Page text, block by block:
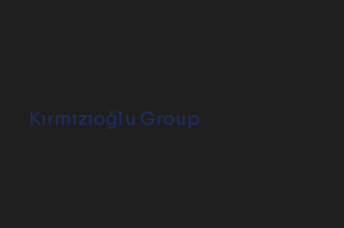
Kırmızıoğlu Group